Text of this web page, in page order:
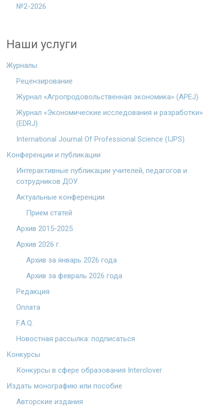
№2-2026
Наши услуги
Журналы
Рецензирование
Журнал «Агропродовольственная экономика» (APEJ)
Журнал «Экономические исследования и разработки»
(EDRJ)
International Journal Of Professional Science (IJPS)
Конференции и публикации
Интерактивные публикации учителей, педагогов и
сотрудников ДОУ
Актуальные конференции
Прием статей
Архив 2015-2025
Архив 2026 г.
Архив за январь 2026 года
Архив за февраль 2026 года
Редакция
Оплата
F.A.Q.
Новостная рассылка: подписаться
Конкурсы
Конкурсы в сфере образования Interclover
Издать монографию или пособие
Авторские издания